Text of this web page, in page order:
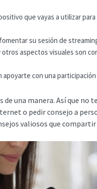
que vayas a utilizar
su sesión de
aspectos visuales son
con una
de una manera. Así que no
o pedir consejo a
valiosos que